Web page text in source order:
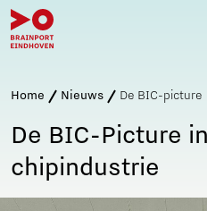
Home Nieuws De BIC-picture
De BIC-Picture
chipindustrie